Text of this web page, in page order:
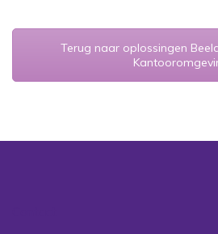
Terug naar oplossingen